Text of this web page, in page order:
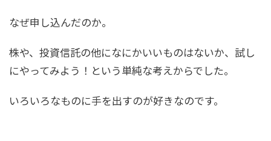
なぜ申し込んだのか。
株や、投資信託の他になにかいいものはないか、試し
にやってみよう！という単純な考えからでした。
いろいろなものに手を出すのが好きなのです。